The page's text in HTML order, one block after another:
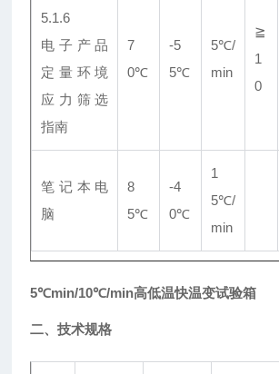
5.1.6
电子产品
定量环境
应力筛选
指南
7
0℃
-5
5℃
5℃/
min
≧
1
0
笔记本电
脑
8
5℃
-4
0℃
1
5℃/
min
5℃min/10℃/min高低温快温变试验箱
二、技术规格